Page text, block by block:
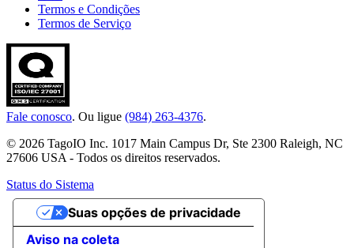
Termos e Condições
Termos de Serviço
Fale conosco. Ou ligue (984) 263-4376.
© 2026 TagoIO Inc. 1017 Main Campus Dr, Ste 2300 Raleigh, NC
27606 USA - Todos os direitos reservados.
Status do Sistema
Aviso na coleta
Suas opções de privacidade